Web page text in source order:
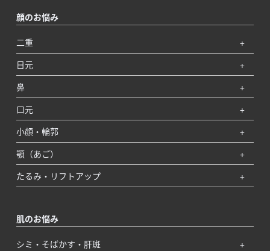
顔のお悩み
二重
目元
鼻
口元
小顔・輪郭
顎（あご）
たるみ・リフトアップ
肌のお悩み
シミ・そばかす・肝斑